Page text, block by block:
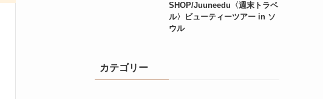
SHOP/Juuneedu〈週末トラベ
ル〉ビューティーツアー in ソ
ウル
カテゴリー